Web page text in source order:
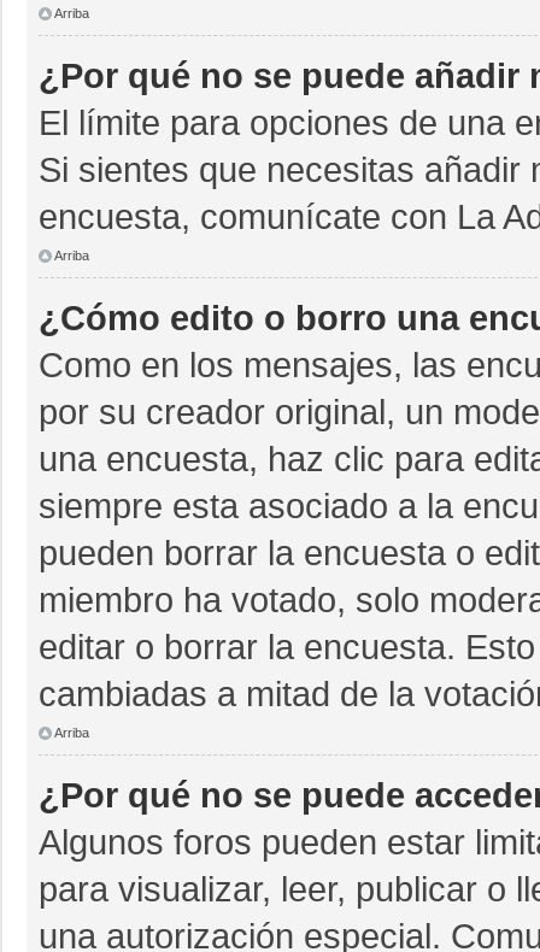
Arriba
¿Por qué no se puede añadir
El límite para opciones de una
Si sientes que necesitas añadir
encuesta, comunícate con La
Arriba
¿Cómo edito o borro una
Como en los mensajes, las
por su creador original, un
una encuesta, haz clic para
siempre esta asociado a la
pueden borrar la encuesta o
miembro ha votado, solo
editar o borrar la encuesta.
cambiadas a mitad de la
Arriba
¿Por qué no se puede
Algunos foros pueden estar
para visualizar, leer, publicar o
una autorización especial.